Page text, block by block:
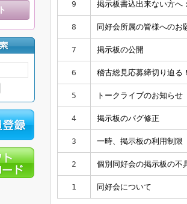
9 掲示板書込出来ない方へ
8 同好会所属の皆様へのお
7 掲示板の公開
6 稽古総見応募締切り迫る
5 トークライブのお知らせ
4 掲示板のバグ修正
3 一時、掲示板の利用制限
2 個別同好会の掲示板の不
1 同好会について